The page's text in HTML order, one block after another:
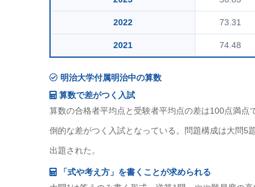
2022 73.31
2021 74.48
明治大学付属明治中の算数
算数で差がつく入試
算数の合格者平均点と受験者平均点の差は100点満
倒的な差がつく入試となっている。問題構成は大問5
出題された。
「式や考え方」を書くことが求められる